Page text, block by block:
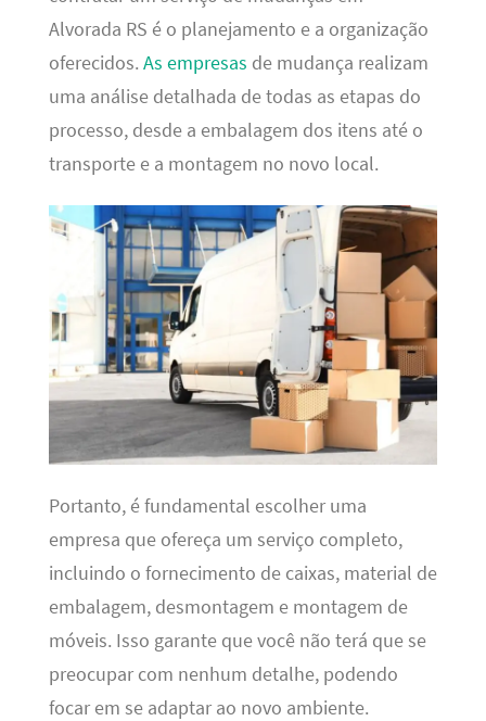
Alvorada RS é o planejamento e a organização
oferecidos. As empresas de mudança realizam
uma análise detalhada de todas as etapas do
processo, desde a embalagem dos itens até o
transporte e a montagem no novo local.
Portanto, é fundamental escolher uma
empresa que ofereça um serviço completo,
incluindo o fornecimento de caixas, material de
embalagem, desmontagem e montagem de
móveis. Isso garante que você não terá que se
preocupar com nenhum detalhe, podendo
focar em se adaptar ao novo ambiente.